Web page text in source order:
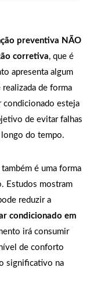
preventiva NÃO
corretiva, que é
apresenta algum
de forma
condicionado esteja
de evitar falhas
do tempo.
é uma forma
Estudos mostram
reduzir a
condicionado em
irá consumir
de conforto
significativo na